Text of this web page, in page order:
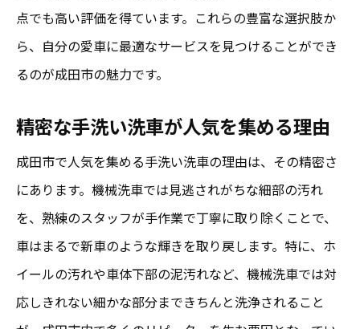
点でも高い評価を得ています。これらの豊富な選択肢か
ら、自分の愛車に最適なサービスを見つけることができ
るのが成田市の魅力です。
精密な手洗い洗車が人気を集める理由
成田市で人気を集める手洗い洗車の理由は、その精密さ
にあります。機械洗車では見逃されがちな細部の汚れ
を、熟練のスタッフが手作業で丁寧に取り除くことで、
車はまるで新車のような輝きを取り戻します。特に、ホ
イールの汚れや車体下部の泥汚れなど、機械洗車では対
応しきれない細かな部分まできちんと洗浄されること